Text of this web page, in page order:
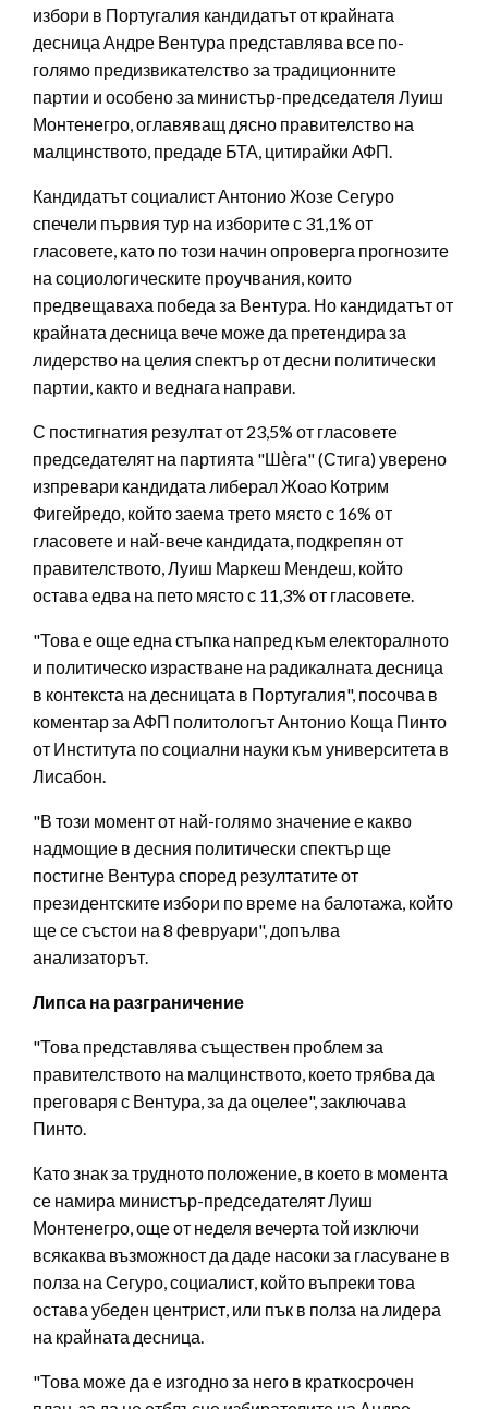
избори в Португалия кандидатът от крайната
десница Андре Вентура представлява все по-
голямо предизвикателство за традиционните
партии и особено за министър-председателя Луиш
Монтенегро, оглавяващ дясно правителство на
малцинството, предаде БТА, цитирайки АФП.
Кандидатът социалист Антонио Жозе Сегуро
спечели първия тур на изборите с 31,1% от
гласовете, като по този начин опроверга прогнозите
на социологическите проучвания, които
предвещаваха победа за Вентура. Но кандидатът от
крайната десница вече може да претендира за
лидерство на целия спектър от десни политически
партии, както и веднага направи.
С постигнатия резултат от 23,5% от гласовете
председателят на партията "Шѐга" (Стига) уверено
изпревари кандидата либерал Жоао Котрим
Фигейредо, който заема трето място с 16% от
гласовете и най-вече кандидата, подкрепян от
правителството, Луиш Маркеш Мендеш, който
остава едва на пето място с 11,3% от гласовете.
"Това е още една стъпка напред към електоралното
и политическо израстване на радикалната десница
в контекста на десницата в Португалия", посочва в
коментар за АФП политологът Антонио Коща Пинто
от Института по социални науки към университета в
Лисабон.
"В този момент от най-голямо значение е какво
надмощие в десния политически спектър ще
постигне Вентура според резултатите от
президентските избори по време на балотажа, който
ще се състои на 8 февруари", допълва
анализаторът.
Липса на разграничение
"Това представлява съществен проблем за
правителството на малцинството, което трябва да
преговаря с Вентура, за да оцелее", заключава
Пинто.
Като знак за трудното положение, в което в момента
се намира министър-председателят Луиш
Монтенегро, още от неделя вечерта той изключи
всякаква възможност да даде насоки за гласуване в
полза на Сегуро, социалист, който въпреки това
остава убеден центрист, или пък в полза на лидера
на крайната десница.
"Това може да е изгодно за него в краткосрочен